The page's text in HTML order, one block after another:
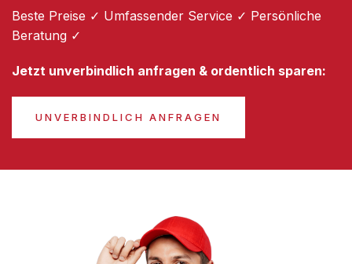
Beste Preise ✓ Umfassender Service ✓ Persönliche
Beratung ✓
Jetzt unverbindlich anfragen & ordentlich sparen:
UNVERBINDLICH ANFRAGEN